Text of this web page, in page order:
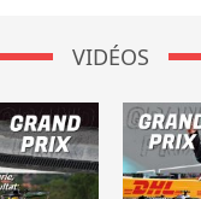
VIDÉOS